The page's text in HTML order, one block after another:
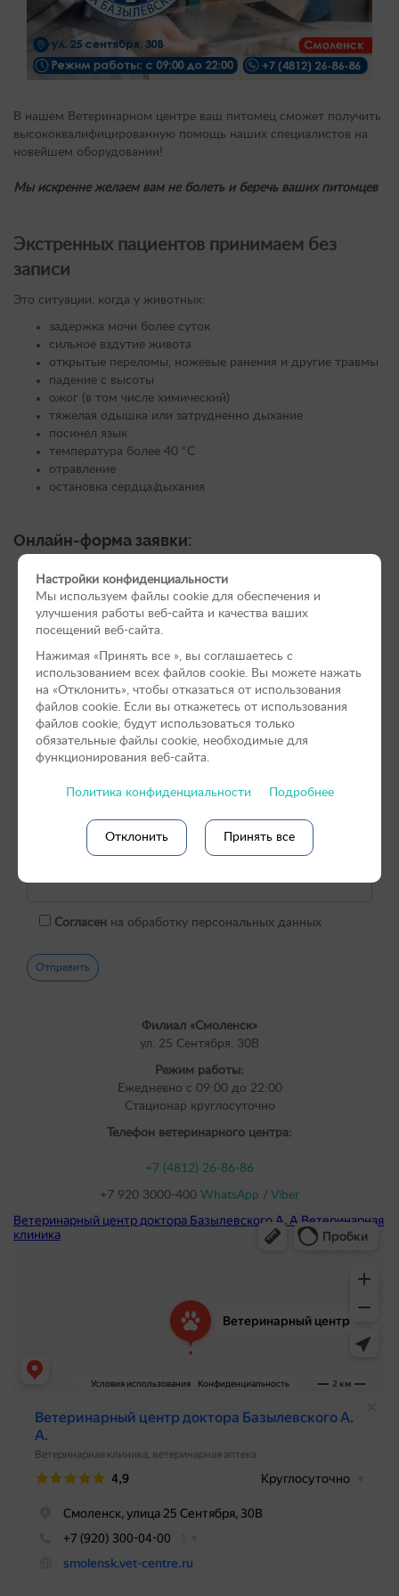
В нашем Ветеринарном центре ваш питомец сможет получить
высококвалифицированную помощь наших специалистов на
новейшем оборудовании!
Мы искренне желаем вам не болеть и беречь ваших питомцев
Экстренных пациентов принимаем без
записи
Это ситуации, когда у животных:
задержка мочи более суток
сильное вздутие живота
открытые переломы, ножевые ранения и другие травмы
падение с высоты
ожог (в том числе химический)
тяжелая одышка или затрудненно дыхание
посинел язык
температура более 40 °С
отравление
остановка сердца/дыхания
Онлайн-форма заявки:
Согласен на обработку персональных данных
Филиал «Смоленск»
ул. 25 Сентября, 30В
Режим работы:
Ежедневно с 09:00 до 22:00
Cтационар круглосуточно
Телефон ветеринарного центра:
+7 (4812) 26-86-86
+7 920 3000-400 WhatsApp / Viber
Настройки конфиденциальности
Мы используем файлы cookie для обеспечения и
улучшения работы веб-сайта и качества ваших
посещений веб-сайта.
Нажимая «Принять вce », вы соглашаетесь с
использованием всех файлов cookie. Вы можете нажать
на «Отклонить», чтобы отказаться от использования
файлов сookie. Если вы откажетесь от использования
файлов cookie, будут использоваться только
обязательные файлы cookie, необходимые для
функционирования веб-сайта.
Политика конфиденциальности Подробнее
Отклонить Принять все